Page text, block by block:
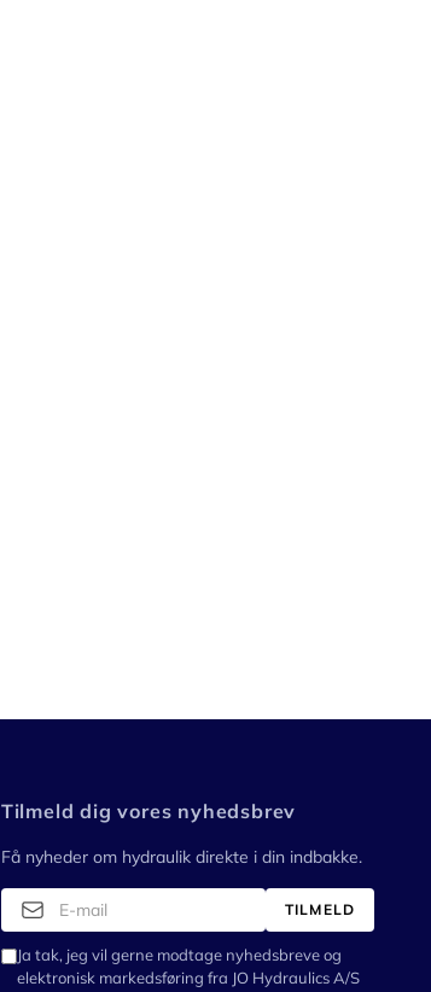
Tilmeld dig vores nyhedsbrev
Få nyheder om hydraulik direkte i din indbakke.
TILMELD
Ja tak, jeg vil gerne modtage nyhedsbreve og
elektronisk markedsføring fra JO Hydraulics A/S